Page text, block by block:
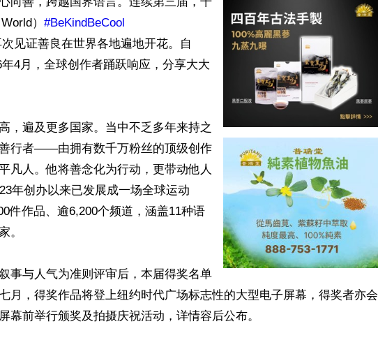
） #BeKindBeCool
4月，全球创作者踊跃响应，分享大大
，遍及更多国家。当中不乏多年来持之
行者——由拥有数千万粉丝的顶级创作
凡人。他将善念化为行动，更带动他人
年创办以来已发展成一场全球运动
作品、逾6,200个频道，涵盖11种语
。
事与人气为准则评审后，本届得奖名单
月，得奖作品将登上纽约时代广场标志性的大型电子屏幕，得奖者亦会
幕前举行颁奖及拍摄庆祝活动，详情容后公布。